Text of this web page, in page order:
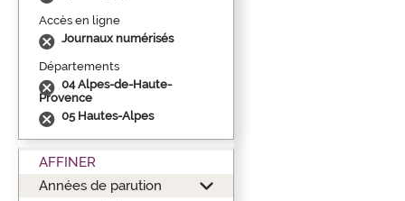
Accès en ligne
Journaux numérisés
Départements
04 Alpes-de-Haute-
Provence
05 Hautes-Alpes
AFFINER
Années de parution